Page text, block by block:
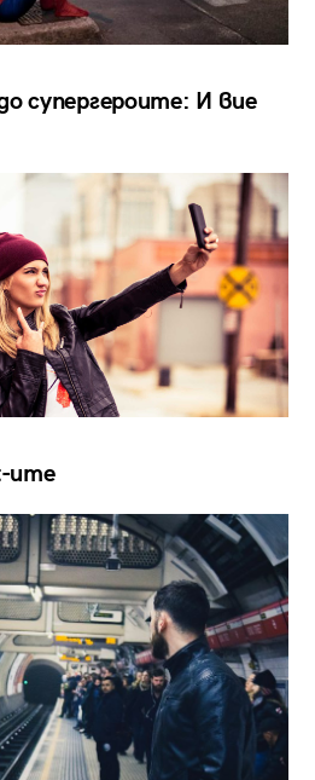
супергероите: И вие
ите